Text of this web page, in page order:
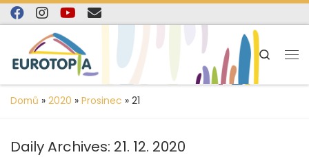
content
Skip to content
Search
Domů » 2020 » Prosinec » 21
Daily Archives: 21. 12. 2020